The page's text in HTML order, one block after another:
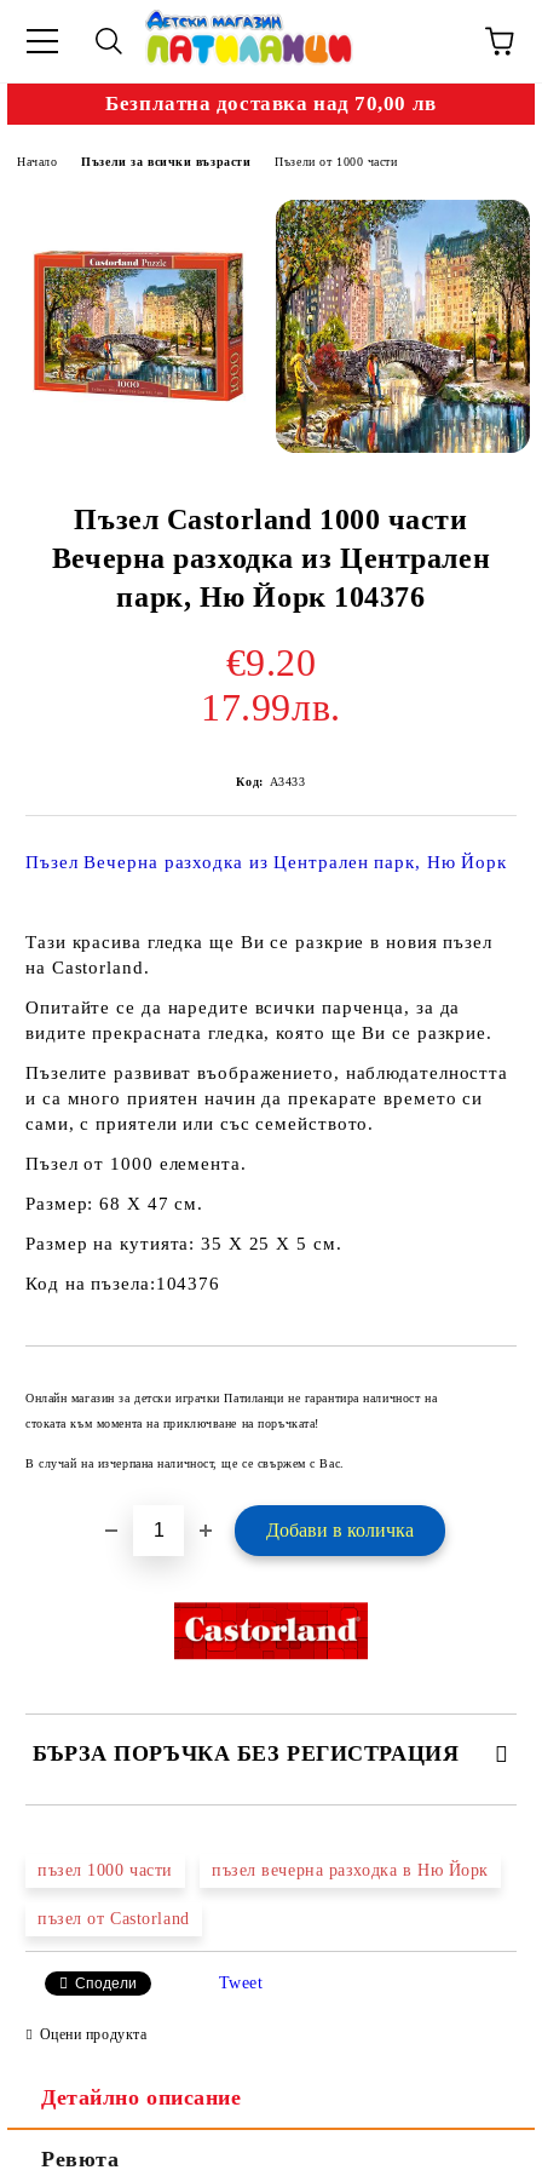
Безплатна доставка над 70,00 лв
Начало Пъзели за всички възрасти Пъзели от 1000 части
Пъзел Castorland 1000 части
Вечерна разходка из Централен
парк, Ню Йорк 104376
€9.20
17.99лв.
Код: A3433
Пъзел Вечерна разходка из Централен парк, Ню Йорк
Тази красива гледка ще Ви се разкрие в новия пъзел
на Castorland.
Опитайте се да наредите всички парченца, за да
видите прекрасната гледка, която ще Ви се разкрие.
Пъзелите развиват въображението, наблюдателността
и са много приятен начин да прекарате времето си
сами, с приятели или със семейството.
Пъзел от 1000 елемента.
Размер: 68 Х 47 см.
Размер на кутията: 35 Х 25 Х 5 см.
Код на пъзела:104376
Онлайн магазин за детски играчки Патиланци не гарантира наличност на
стоката към момента на приключване на поръчката!
В случай на изчерпана наличност, ще се свържем с Вас.
БЪРЗА ПОРЪЧКА БЕЗ РЕГИСТРАЦИЯ
Ние ще се свържем с вас в рамките на работния ден.
пъзел 1000 части пъзел вечерна разходка в Ню Йорк
пъзел от Castorland
Сподели Tweet
Оцени продукта
Детайлно описание
Ревюта